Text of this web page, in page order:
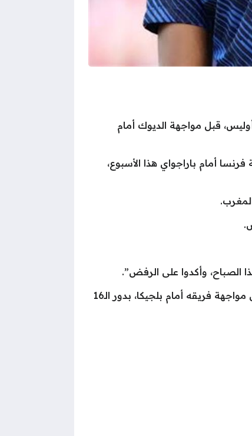
أوليس، قبل مواجهة الديوك أمام
أمام باراجواي هذا الأسبوع،
الصباح، وأكدوا على الرفض”.
وكان فيفا قد اتخذ قرارًا مثيرًا للجدل خلال الأيام الماضية، بعد رفع إيقاف مهاجم أمريكا، فولارين بالوجون، قبل مواجهة فريقه أمام بلجيكا، بدور الـ16